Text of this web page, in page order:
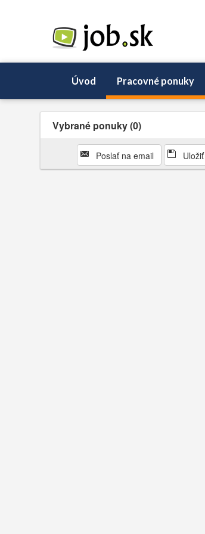
Úvod Pracovné ponuky
Vybrané ponuky 0
Poslať na email Uložiť